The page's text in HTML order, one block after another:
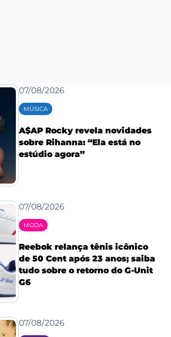
07/08/2026
MÚSICA
A$AP Rocky revela novidades
sobre Rihanna: “Ela está no
estúdio agora”
07/08/2026
MODA
Reebok relança tênis icônico
de 50 Cent após 23 anos; saiba
tudo sobre o retorno do G-Unit
G6
07/08/2026